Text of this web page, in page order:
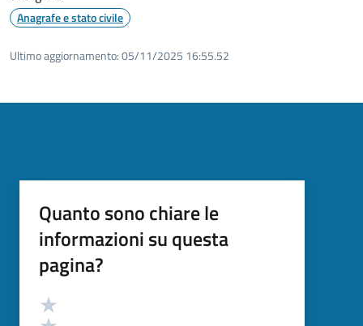
Anagrafe e stato civile
Ultimo aggiornamento:05/11/2025 16:55.52
Quanto sono chiare le
informazioni su questa
pagina?
Valutazione